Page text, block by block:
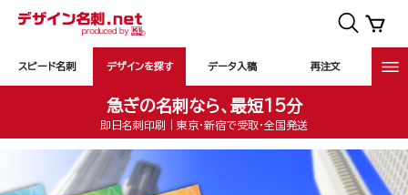
スピード名刺 デザインを探す データ入稿 再注文
急ぎの名刺なら、最短15分
即日名刺印刷｜東京・新宿で受取・全国発送